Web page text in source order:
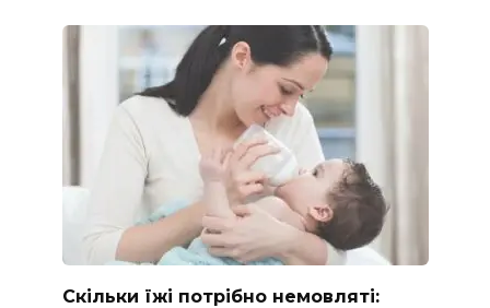
Скільки їжі потрібно немовляті: